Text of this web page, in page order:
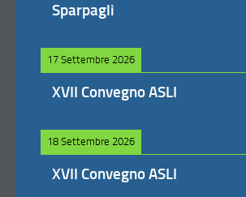
Sparpagli
17 Settembre 2026
XVII Convegno ASLI
18 Settembre 2026
XVII Convegno ASLI